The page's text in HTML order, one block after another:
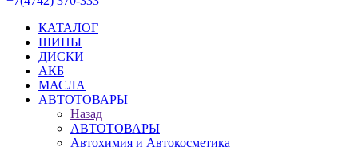
КАТАЛОГ
ШИНЫ
ДИСКИ
АКБ
МАСЛА
АВТОТОВАРЫ
Назад
АВТОТОВАРЫ
Автохимия и Автокосметика